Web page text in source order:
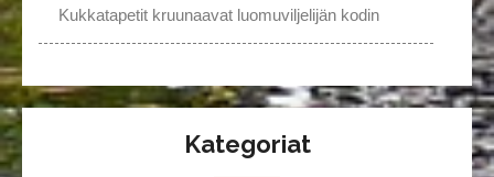
Kukkatapetit kruunaavat luomuviljelijän kodin
Kategoriat